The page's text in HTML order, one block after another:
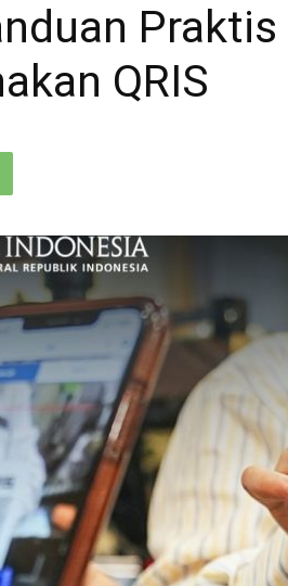
Praktis
QRIS